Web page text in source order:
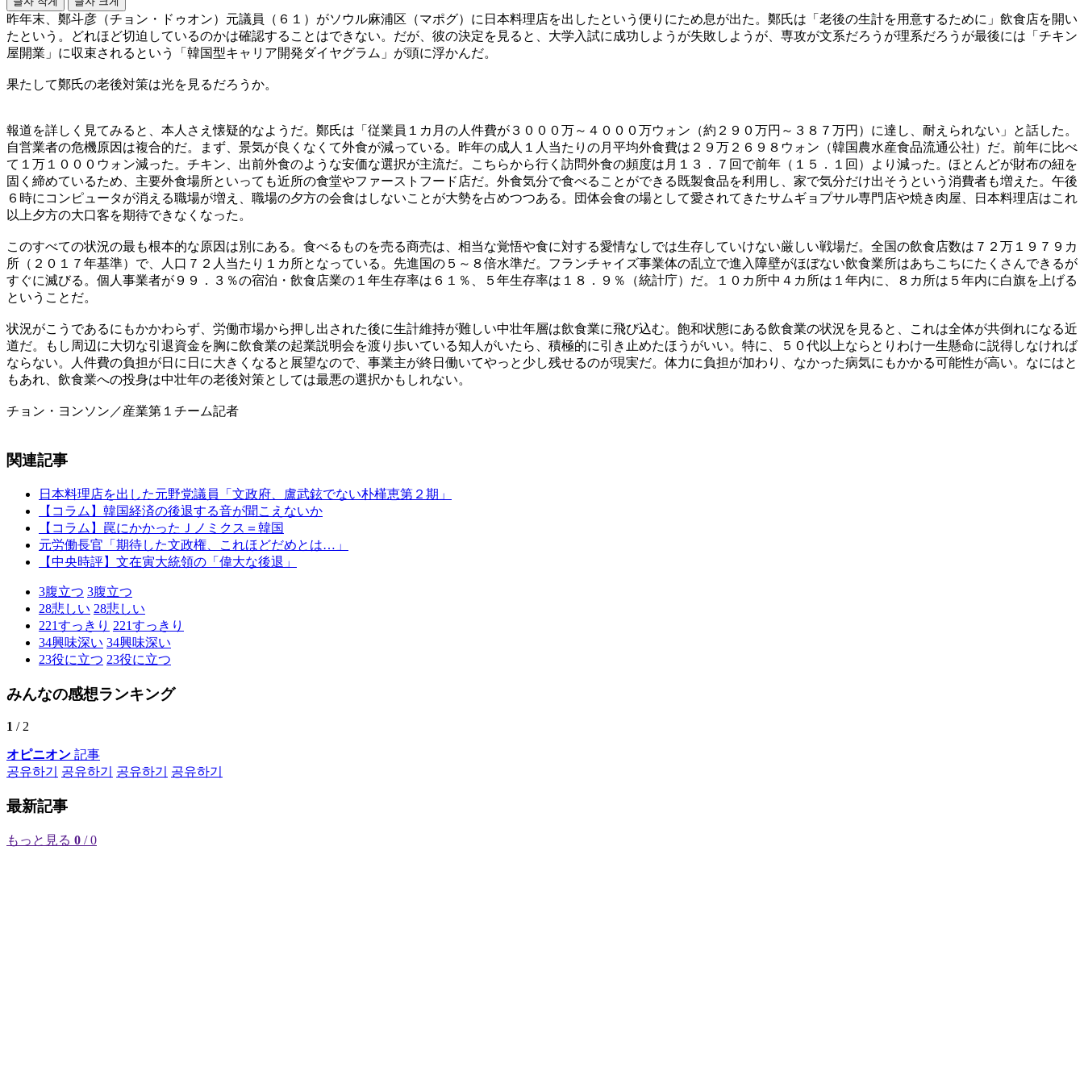
昨年末、鄭斗彦（チョン・ドゥオン）元議員（６１）がソウル麻浦区（マポグ）に日本料理店を出したという便りにため息が出た。鄭氏は「老後の生計を用意するために」飲食店を開い
たという。どれほど切迫しているのかは確認することはできない。だが、彼の決定を見ると、大学入試に成功しようが失敗しようが、専攻が文系だろうが理系だろうが最後には「チキン
屋開業」に収束されるという「韓国型キャリア開発ダイヤグラム」が頭に浮かんだ。
果たして鄭氏の老後対策は光を見るだろうか。
報道を詳しく見てみると、本人さえ懐疑的なようだ。鄭氏は「従業員１カ月の人件費が３０００万～４０００万ウォン（約２９０万円～３８７万円）に達し、耐えられない」と話した。
自営業者の危機原因は複合的だ。まず、景気が良くなくて外食が減っている。昨年の成人１人当たりの月平均外食費は２９万２６９８ウォン（韓国農水産食品流通公社）だ。前年に比べ
て１万１０００ウォン減った。チキン、出前外食のような安価な選択が主流だ。こちらから行く訪問外食の頻度は月１３．７回で前年（１５．１回）より減った。ほとんどが財布の紐を
固く締めているため、主要外食場所といっても近所の食堂やファーストフード店だ。外食気分で食べることができる既製食品を利用し、家で気分だけ出そうという消費者も増えた。午後
６時にコンピュータが消える職場が増え、職場の夕方の会食はしないことが大勢を占めつつある。団体会食の場として愛されてきたサムギョプサル専門店や焼き肉屋、日本料理店はこれ
以上夕方の大口客を期待できなくなった。
このすべての状況の最も根本的な原因は別にある。食べるものを売る商売は、相当な覚悟や食に対する愛情なしでは生存していけない厳しい戦場だ。全国の飲食店数は７２万１９７９カ
所（２０１７年基準）で、人口７２人当たり１カ所となっている。先進国の５～８倍水準だ。フランチャイズ事業体の乱立で進入障壁がほぼない飲食業所はあちこちにたくさんできるが
すぐに滅びる。個人事業者が９９．３％の宿泊・飲食店業の１年生存率は６１％、５年生存率は１８．９％（統計庁）だ。１０カ所中４カ所は１年内に、８カ所は５年内に白旗を上げる
ということだ。
状況がこうであるにもかかわらず、労働市場から押し出された後に生計維持が難しい中壮年層は飲食業に飛び込む。飽和状態にある飲食業の状況を見ると、これは全体が共倒れになる近
道だ。もし周辺に大切な引退資金を胸に飲食業の起業説明会を渡り歩いている知人がいたら、積極的に引き止めたほうがいい。特に、５０代以上ならとりわけ一生懸命に説得しなければ
ならない。人件費の負担が日に日に大きくなると展望なので、事業主が終日働いてやっと少し残せるのが現実だ。体力に負担が加わり、なかった病気にもかかる可能性が高い。なにはと
もあれ、飲食業への投身は中壮年の老後対策としては最悪の選択かもしれない。
チョン・ヨンソン／産業第１チーム記者
関連記事
日本料理店を出した元野党議員「文政府、盧武鉉でない朴槿恵第２期」
【コラム】韓国経済の後退する音が聞こえないか
【コラム】罠にかかったＪノミクス＝韓国
元労働長官「期待した文政権、これほどだめとは…」
【中央時評】文在寅大統領の「偉大な後退」
3腹立つ 3腹立つ
28悲しい 28悲しい
221すっきり 221すっきり
34興味深い 34興味深い
23役に立つ 23役に立つ
みんなの感想ランキング
1 / 2
オピニオン 記事
공유하기
공유하기 공유하기 공유하기
最新記事
もっと見る 0 / 0